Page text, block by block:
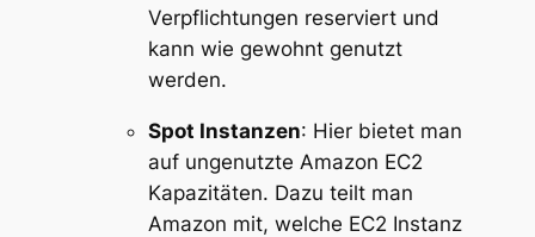
Verpflichtungen reserviert und
kann wie gewohnt genutzt
werden.
Spot Instanzen: Hier bietet man
auf ungenutzte Amazon EC2
Kapazitäten. Dazu teilt man
Amazon mit, welche EC2 Instanz